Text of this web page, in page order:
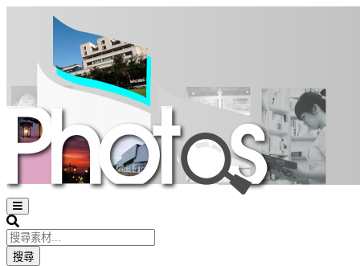
Open
sidebar
Search
搜尋